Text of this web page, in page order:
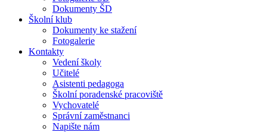
Dokumenty ŠD
Školní klub
Dokumenty ke stažení
Fotogalerie
Kontakty
Vedení školy
Učitelé
Asistenti pedagoga
Školní poradenské pracoviště
Vychovatelé
Správní zaměstnanci
Napište nám